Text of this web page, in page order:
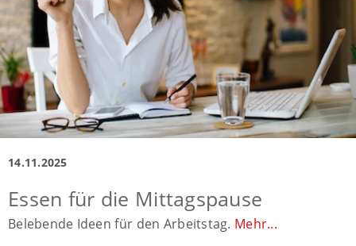
14.11.2025
Essen für die Mittagspause
Belebende Ideen für den Arbeitstag. Mehr...